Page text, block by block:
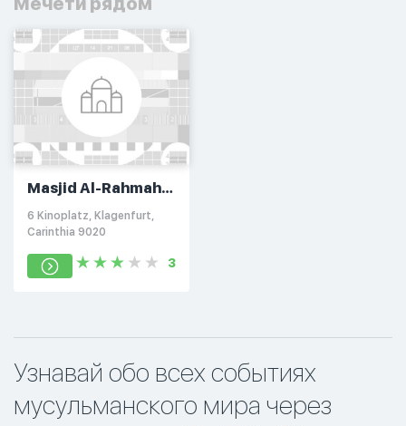
Masjid Al-Rahmah
in Klagenfurt
6 Kinoplatz, Klagenfurt,
Carinthia 9020
3
Узнавай обо всех событиях
мусульманского мира через